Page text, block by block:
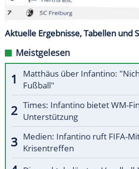
Aktuelle Ergebnisse, Tabellen und
Meistgelesen
Matthäus über Infantino:
Fußball"
Times: Infantino bietet WM-
Unterstützung
Medien: Infantino ruft FIFA-
Krisentreffen